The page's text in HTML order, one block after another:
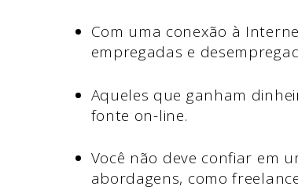
Com uma conexão à
empregadas e
Aqueles que ganham
fonte on-line.
Você não deve confiar em
abordagens, como